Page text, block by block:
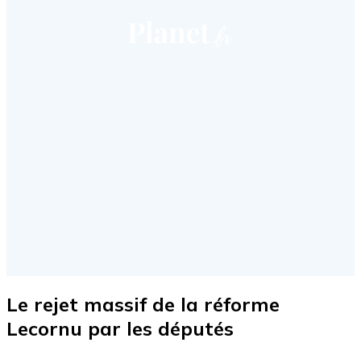
Le rejet massif de la réforme
Lecornu par les députés